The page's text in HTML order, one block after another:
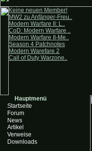
Keine neuen Member!
MW2 zu Anfänger-Freu..
Modern Warfare II: L..
CoD: Modern Warfare ..
Modern Warfare II-Me..
Season 4 Patchnotes
Modern Warefare 2
Call of Duty Warzone..
Hauptmenü
Startseite
Forum
News
Artikel
Verweise
Downloads